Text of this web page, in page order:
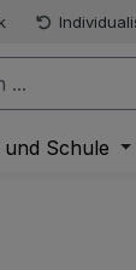
und Schule